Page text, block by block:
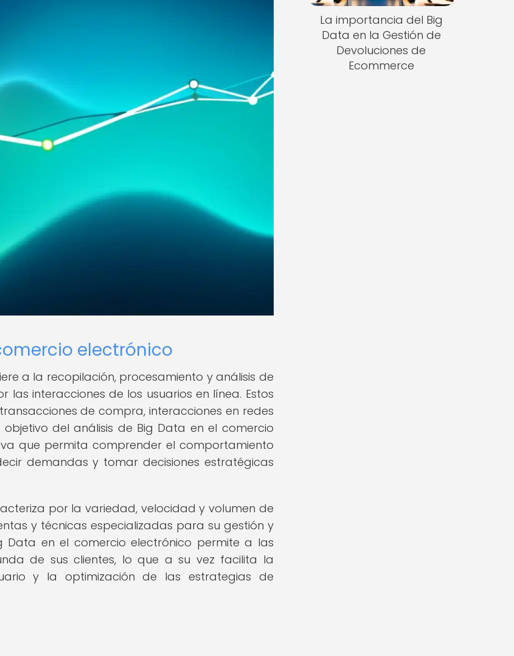
electrónico
a la recopilación, procesamiento y análisis de
interacciones de los usuarios en línea. Estos
de compra, interacciones en redes
del análisis de Big Data en el comercio
que permita comprender el comportamiento
demandas y tomar decisiones estratégicas
por la variedad, velocidad y volumen de
y técnicas especializadas para su gestión y
Data en el comercio electrónico permite a las
de sus clientes, lo que a su vez facilita la
y la optimización de las estrategias de
La importancia del Big
Data en la Gestión de
Devoluciones de
Ecommerce